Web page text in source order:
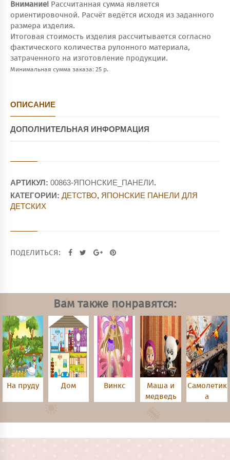
Внимание! Рассчитанная сумма является
ориентировочной. Расчёт ведётся исходя из заданного
размера изделия.
Итоговая стоимость изделия рассчитывается согласно
фактического количества рулонного материала,
затраченного на изготовление продукции.
Минимальная сумма заказа: 25 р.
ОПИСАНИЕ
ДОПОЛНИТЕЛЬНАЯ ИНФОРМАЦИЯ
АРТИКУЛ: 00863-ЯПОНСКИЕ_ПАНЕЛИ.
КАТЕГОРИИ: ДЕТСТВО, ЯПОНСКИЕ ПАНЕЛИ ДЛЯ
ДЕТСКИХ
ПОДЕЛИТЬСЯ:
Вам также понравятся:
На пруду Дом Винкс
Маша и
медведь
Самолетик
а